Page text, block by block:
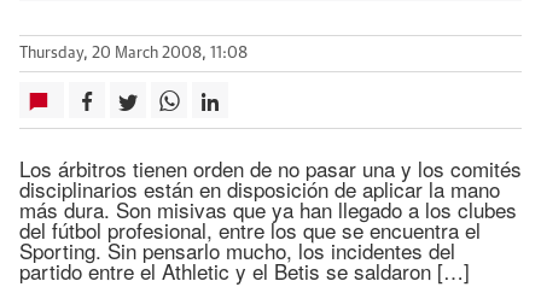
Thursday, 20 March 2008, 11:08
Los árbitros tienen orden de no pasar una y los comités
disciplinarios están en disposición de aplicar la mano
más dura. Son misivas que ya han llegado a los clubes
del fútbol profesional, entre los que se encuentra el
Sporting. Sin pensarlo mucho, los incidentes del
partido entre el Athletic y el Betis se saldaron […]